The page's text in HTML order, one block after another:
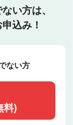
い方は、
込み！
ない方
料)